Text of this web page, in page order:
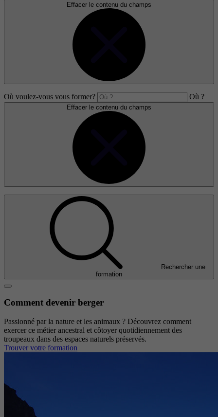
Effacer le contenu du champs
Où voulez-vous vous former? Où ?
Effacer le contenu du champs
Rechercher une
formation
Comment devenir berger
Passionné par la nature et les animaux ? Découvrez comment
exercer ce métier ancestral et côtoyer quotidiennement des
troupeaux dans des espaces naturels préservés.
Trouver votre formation